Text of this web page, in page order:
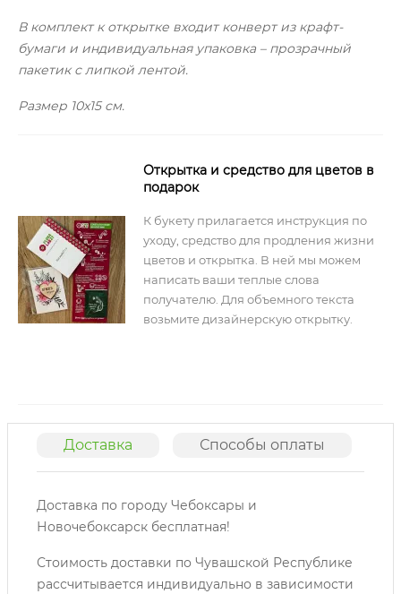
В комплект к открытке входит конверт из крафт-
бумаги и индивидуальная упаковка – прозрачный
пакетик с липкой лентой.
Размер 10х15 см.
Открытка и средство для цветов в
подарок
К букету прилагается инструкция по
уходу, средство для продления жизни
цветов и открытка. В ней мы можем
написать ваши теплые слова
получателю. Для объемного текста
возьмите дизайнерскую открытку.
Доставка Способы оплаты
Доставка по городу Чебоксары и
Новочебоксарск бесплатная!
Стоимость доставки по Чувашской Республике
рассчитывается индивидуально в зависимости